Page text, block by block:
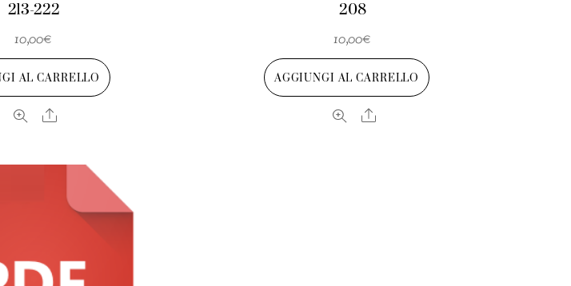
213-222
10,00€
AL CARRELLO
Share
208
10,00€
AGGIUNGI AL CARRELLO
Share